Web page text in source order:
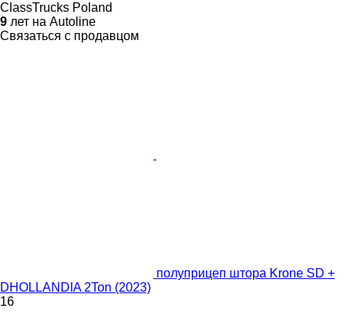
ClassTrucks Poland
9 лет на Autoline
Связаться с продавцом
полуприцеп штора Krone SD +
DHOLLANDIA 2Ton (2023)
16